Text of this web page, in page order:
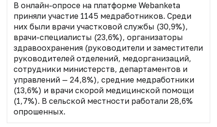
В онлайн-опросе на платформе Webanketa
приняли участие 1145 медработников. Среди
них были врачи участковой службы (30,9%),
врачи-специалисты (23,6%), организаторы
здравоохранения (руководители и заместители
руководителей отделений, медорганизаций,
сотрудники министерств, департаментов и
управлений — 24,8%), средние медработники
(13,6%) и врачи скорой медицинской помощи
(1,7%). В сельской местности работали 28,6%
опрошенных.